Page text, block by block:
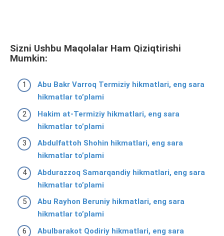
Sizni Ushbu Maqolalar Ham Qiziqtirishi
Mumkin:
Abu Bakr Varroq Termiziy hikmatlari, eng sara
hikmatlar to’plami
Hakim at-Termiziy hikmatlari, eng sara
hikmatlar to’plami
Abdulfattoh Shohin hikmatlari, eng sara
hikmatlar to’plami
Abdurazzoq Samarqandiy hikmatlari, eng sara
hikmatlar to’plami
Abu Rayhon Beruniy hikmatlari, eng sara
hikmatlar to’plami
Abulbarakot Qodiriy hikmatlari, eng sara